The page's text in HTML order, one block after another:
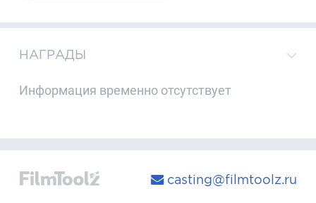
НАГРАДЫ
Информация временно отсутствует
casting@filmtoolz.ru